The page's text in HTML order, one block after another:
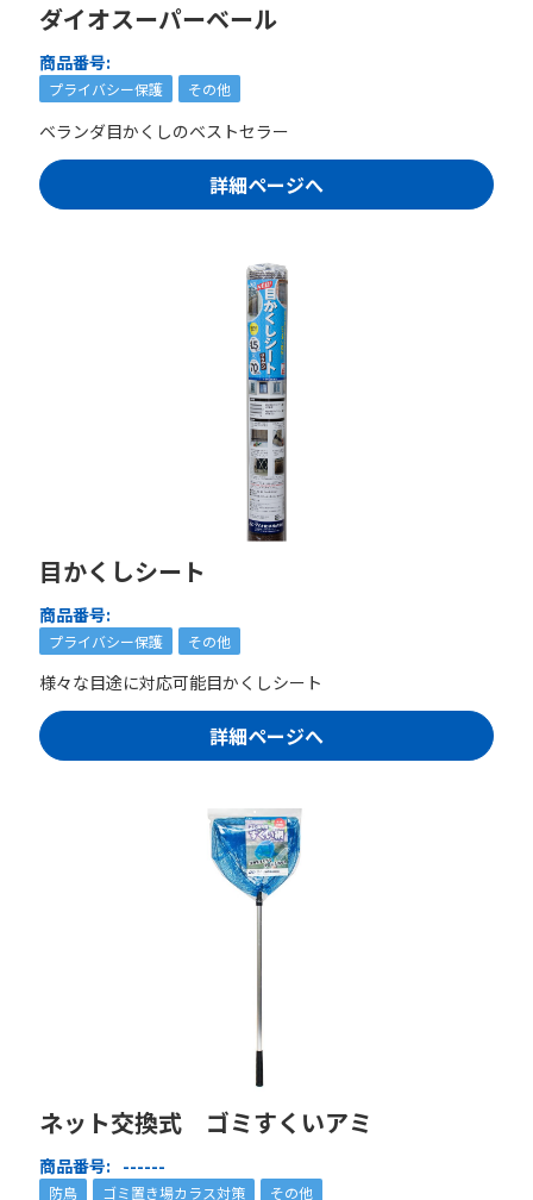
ダイオスーパーベール
商品番号:
プライバシー保護 その他
ベランダ目かくしのベストセラー
詳細ページへ
目かくしシート
商品番号:
プライバシー保護 その他
様々な目途に対応可能目かくしシート
詳細ページへ
ネット交換式 ゴミすくいアミ
商品番号: ------
防鳥 ゴミ置き場カラス対策 その他